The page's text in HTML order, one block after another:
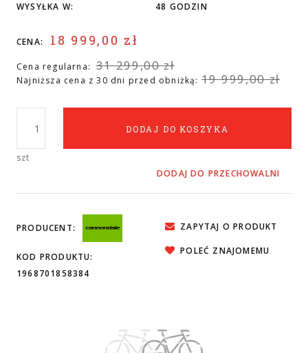
WYSYŁKA W:
48 GODZIN
CENA: 18 999,00 zł
Cena regularna: 31 299,00 zł
Najniższa cena z 30 dni przed obniżką:19 999,00 zł
szt
DODAJ DO KOSZYKA
DODAJ DO PRZECHOWALNI
PRODUCENT:
KOD PRODUKTU:
1968701858384
ZAPYTAJ O PRODUKT
POLEĆ ZNAJOMEMU